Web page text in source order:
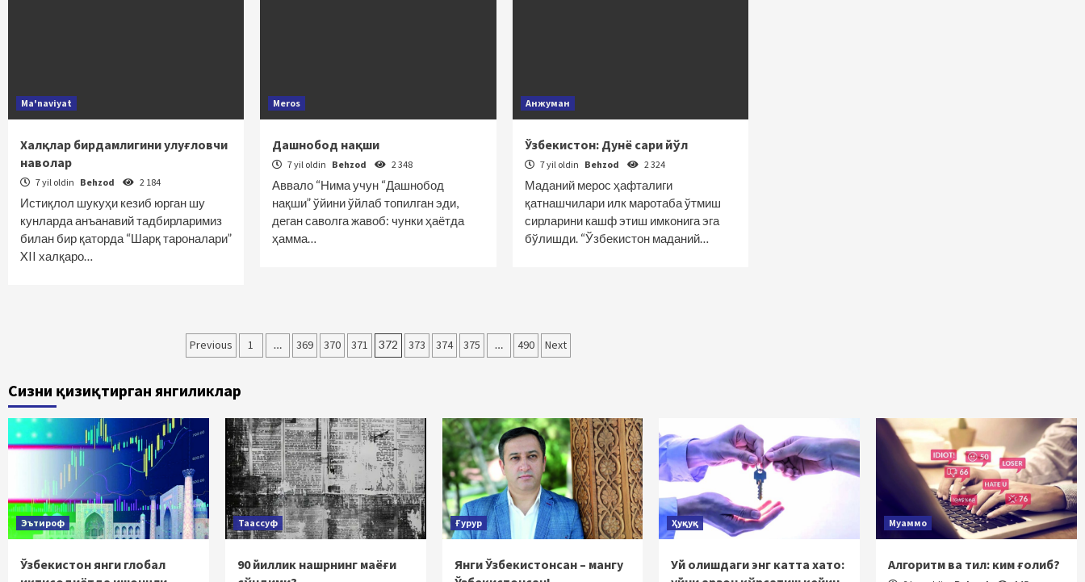
Ma'naviyat
Халқлар бирдамлигини улуғловчи
наволар
7 yil oldin Behzod 2 184
Истиқлол шукуҳи кезиб юрган шу
кунларда анъанавий тадбирларимиз
билан бир қаторда “Шарқ тароналари”
XII халқаро…
Meros
Дашнобод нақши
7 yil oldin Behzod 2 348
Аввало “Нима учун “Дашнобод
нақши” ўйини ўйлаб топилган эди,
деган саволга жавоб: чунки ҳаётда
ҳамма…
Анжуман
Ўзбекистон: Дунё сари йўл
7 yil oldin Behzod 2 324
Маданий мерос ҳафталиги
қатнашчилари илк маротаба ўтмиш
сирларини кашф этиш имконига эга
бўлишди. “Ўзбекистон маданий…
Maqolalar
harakatlanish
Previous 1 … 369 370 371 372 373 374 375 … 490 Next
Сизни қизиқтирган янгиликлар
Эътироф
Ўзбекистон янги глобал
Таассуф
90 йиллик нашрнинг маёғи
Ғурур
Янги Ўзбекистонсан – мангу
Ҳуқуқ
Уй олишдаги энг катта хато:
Муаммо
Алгоритм ва тил: ким ғолиб?